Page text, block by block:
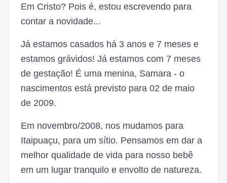
Em Cristo? Pois é, estou escrevendo para
contar a novidade...
Já estamos casados há 3 anos e 7 meses e
estamos grávidos! Já estamos com 7 meses
de gestação! É uma menina, Samara - o
nascimentos está previsto para 02 de maio
de 2009.
Em novembro/2008, nos mudamos para
Itaipuaçu, para um sítio. Pensamos em dar a
melhor qualidade de vida para nosso bebê
em um lugar tranquilo e envolto de natureza.